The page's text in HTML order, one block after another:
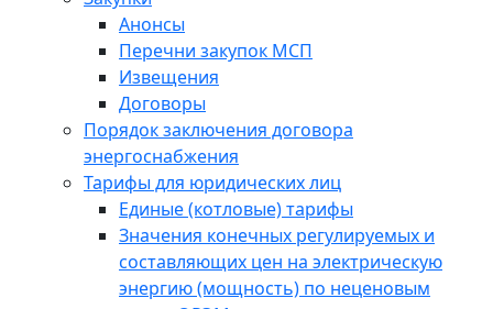
Анонсы
Перечни закупок МСП
Извещения
Договоры
Порядок заключения договора
энергоснабжения
Тарифы для юридических лиц
Единые (котловые) тарифы
Значения конечных регулируемых и
составляющих цен на электрическую
энергию (мощность) по неценовым